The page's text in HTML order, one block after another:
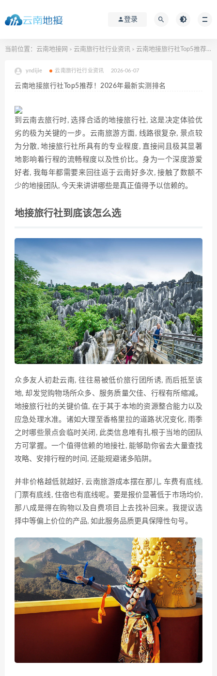
登录
当前位置： 云南地接网 > 云南旅行社行业资讯 > 云南地接旅行社Top5推荐！2026年最新实测排名
yndijie 云南旅行社行业资讯 2026-06-07
云南地接旅行社Top5推荐！2026年最新实测排名
到云南去旅行时, 选择合适的地接旅行社, 这是决定体验优
劣的极为关键的一步。云南旅游方面, 线路很复杂, 景点较
为分散, 地接旅行社所具有的专业程度, 直接间且极其显著
地影响着行程的流畅程度以及性价比。身为一个深度游爱
好者, 我每年都需要来回往返于云南好多次, 接触了数额不
少的地接团队, 今天来讲讲哪些是真正值得予以信赖的。
地接旅行社到底该怎么选
众多友人初赴云南, 往往易被低价旅行团所诱, 而后抵至该
地, 却发觉购物场所众多、服务质量欠佳、行程有所缩减。
地接旅行社的关键价值, 在于其于本地的资源整合能力以及
应急处理水准。诸如大理至香格里拉的道路状况变化, 雨季
之时哪些景点会临时关闭, 此类信息唯有扎根于当地的团队
方可掌握。一个值得信赖的地接社, 能够助你省去大量查找
攻略、安排行程的时间, 还能规避诸多陷阱。
并非价格越低就越好, 云南旅游成本摆在那儿, 车费有底线,
门票有底线, 住宿也有底线呢。要是报价显著低于市场均价,
那八成是得在购物以及自费项目上去找补回来。我提议选
择中等偏上价位的产品, 如此服务品质更具保障性句号。